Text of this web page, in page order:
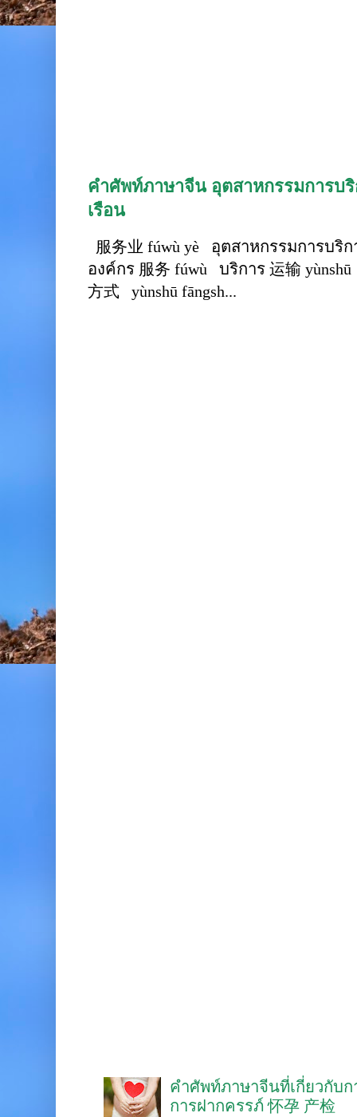
คำศัพท์ภาษาจีน อุตสาหกรรมการบ
เรือน
服务业 fúwù yè อุตสาหกรรมการบริ
องค์กร 服务 fúwù บริการ 运输
方式 yùnshū fāngsh...
คำศัพท์ภาษาจีนที่เกี่ยวกับ
การฝากครรภ์ 怀孕 产检